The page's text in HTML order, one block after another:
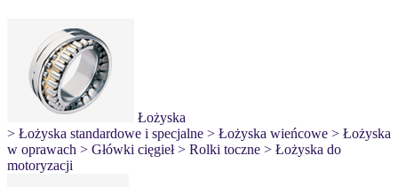
Łożyska
> Łożyska standardowe i specjalne > Łożyska wieńcowe > Łożyska
w oprawach > Główki cięgieł > Rolki toczne > Łożyska do
motoryzacji